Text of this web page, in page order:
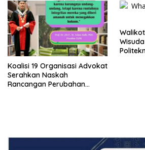
Bersama Kota Dumai
Koalisi 19 Organisasi Advokat
Serahkan Naskah
Rancangan Perubahan